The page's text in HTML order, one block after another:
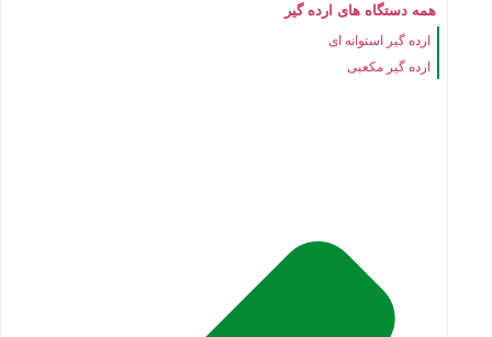
همه دستگاه های ارده گیر
ارده گیر استوانه ای
ارده گیر مکعبی